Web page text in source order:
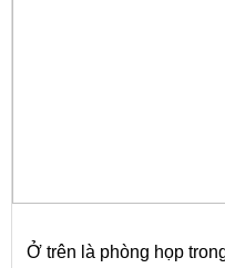
Ở trên là phòng họp